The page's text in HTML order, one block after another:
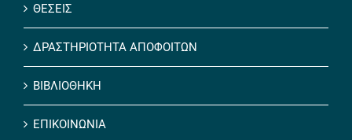
ΘΕΣΕΙΣ
ΔΡΑΣΤΗΡΙΟΤΗΤΑ ΑΠΟΦΟΙΤΩΝ
ΒΙΒΛΙΟΘΗΚΗ